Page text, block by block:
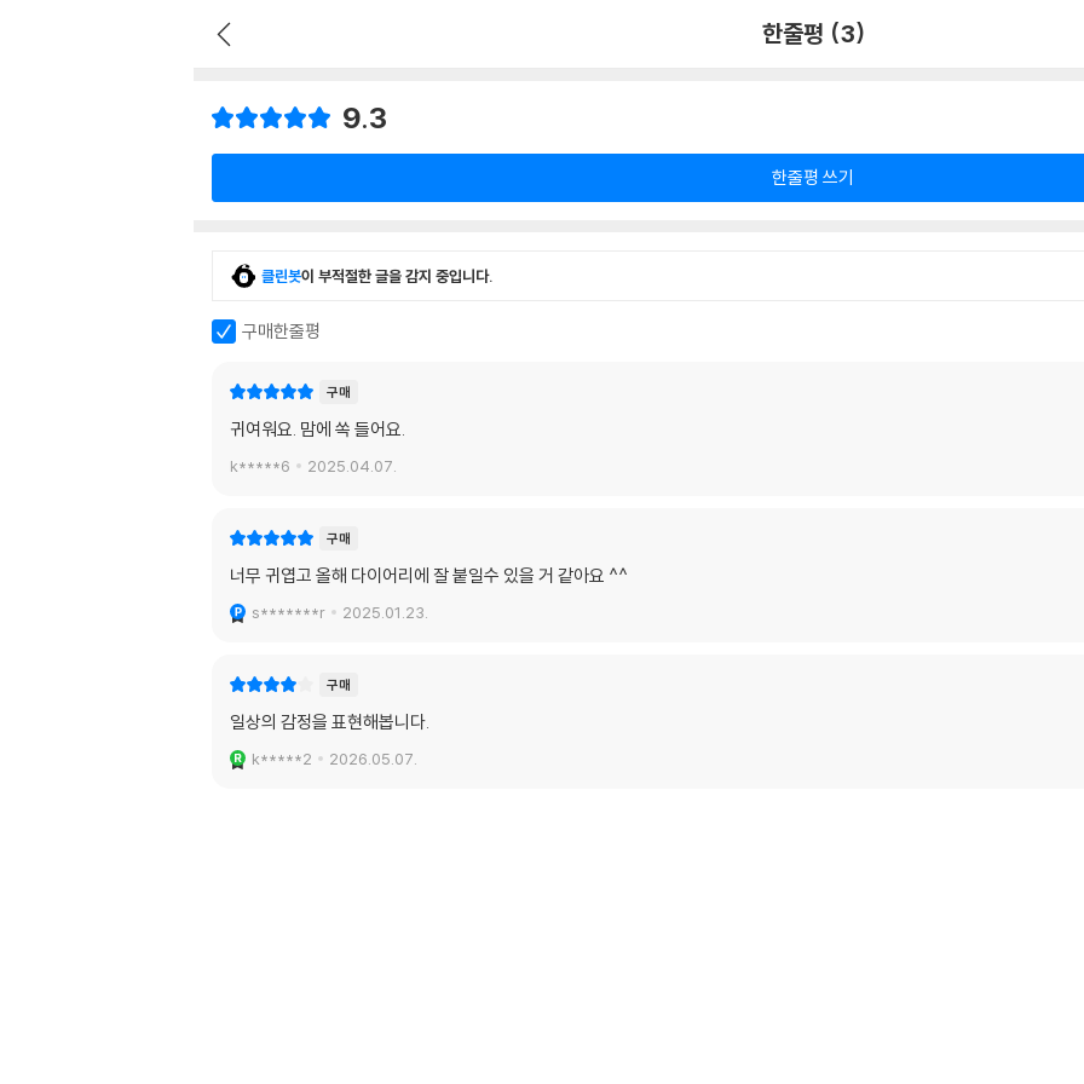
한줄평 (3)
9.3
한줄평 쓰기
클린봇이 부적절한 글을 감지 중입니다.
구매한줄평
구매
귀여워요. 맘에 쏙 들어요.
k*****6 2025.04.07.
구매
너무 귀엽고 올해 다이어리에 잘 붙일수 있을 거 같아요 ^^
s*******r 2025.01.23.
구매
일상의 감정을 표현해봅니다.
k*****2 2026.05.07.